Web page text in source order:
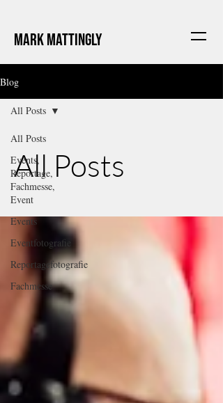
Mark Mattingly
Blog
All Posts
Events,
Reportage,
Fachmesse,
Event
Events
Eventfotografie
Reportagefotografie
Fachmesse
All Posts
All Posts